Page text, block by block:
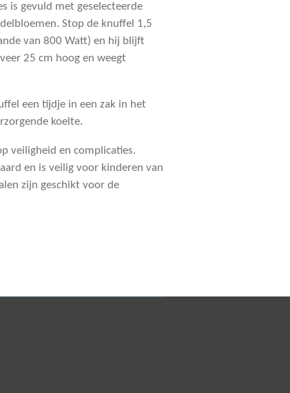
is gevuld met geselecteerde
Stop de knuffel 1,5
van 800 Watt) en hij blijft
25 cm hoog en weegt
een tijdje in een zak in het
koelte.
veiligheid en complicaties.
en is veilig voor kinderen van
zijn geschikt voor de